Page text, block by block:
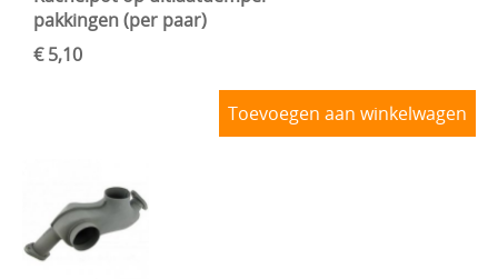
pakkingen (per paar)
€ 5,10
Toevoegen aan winkelwagen